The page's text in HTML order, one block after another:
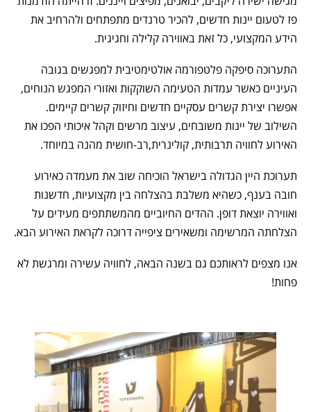
פז לטעום יינות חדשים, להכיר טרנדים מתפתחים ולהרחיב את
הידע המקצועי, כל זאת באווירה קלילה וחגיגית.
התערוכה סיפקה פלטפורמה אולטימטיבית למפגשים בגובה
העיניים כאשר עמדות הטעימה השוקקות ואזורי המפגש הנוחים,
אפשרו יצירת קשרים עסקיים חדשים וחיזוק קשרים קיימים.
השילוב של יינות משובחים, עיצוב מרשים וקהל איכותי הפכו את
האירוע לחוויה תרבותית, קולינרית,רב-חושית מהנה במיוחד.
תערוכת היין הגדולה בישראל הוכיחה שוב את מעמדה כאירוע
חובה בענף, כשהיא משלבת בהצלחה בין מקצועיות, חדשנות
ואווירה יוצאת דופן. ההדים החיוביים מהמשתתפים מעידים על
הצלחתה המרשימה ומשאירים ציפייה דרוכה לקראת האירוע הבא.
אנו מצפים לראותכם גם בשנה הבאה, לחוויה עשירה ומרגשת לא
פחות!